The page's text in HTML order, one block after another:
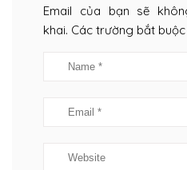
Email của bạn sẽ
khai. Các trường bắt